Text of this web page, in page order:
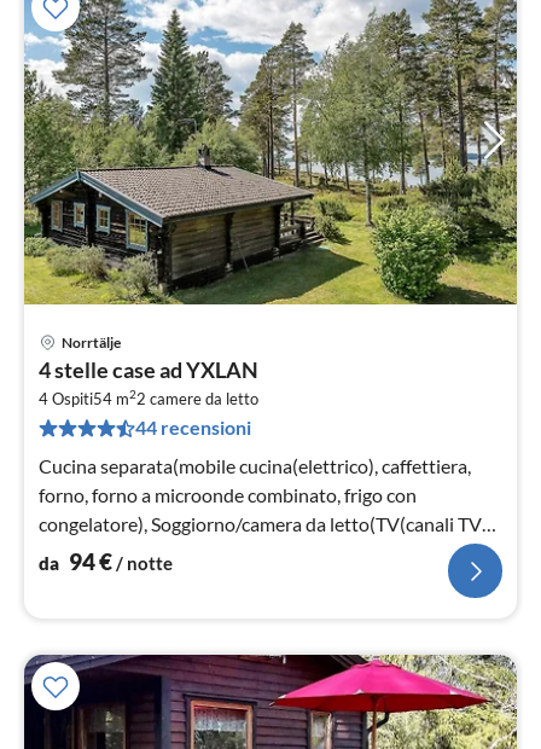
Norrtälje
4 stelle case ad YXLAN
4 Ospiti54 m22 camere da letto
44 recensioni
Cucina separata(mobile cucina(elettrico), caffettiera,
forno, forno a microonde combinato, frigo con
congelatore), Soggiorno/camera da letto(TV(canali TV
svedesi), stufa(legna))
da 94€/ notte